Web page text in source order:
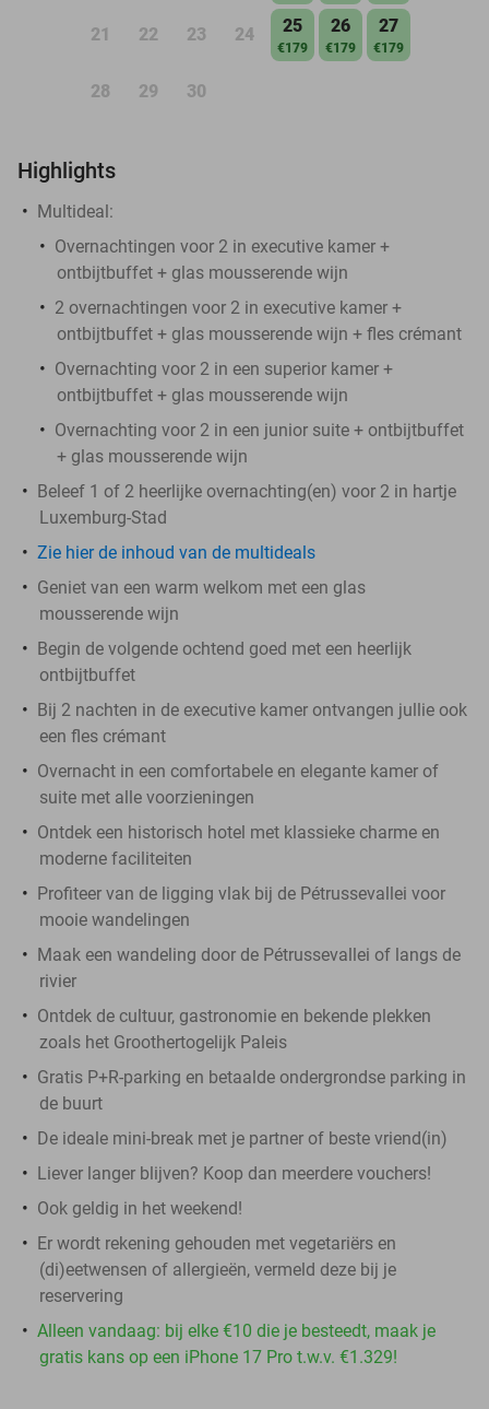
21 22 23 24 25
€179
26
€179
27
€179
28 29 30
Highlights
Multideal:
Overnachtingen voor 2 in executive kamer +
ontbijtbuffet + glas mousserende wijn
2 overnachtingen voor 2 in executive kamer +
ontbijtbuffet + glas mousserende wijn + fles crémant
Overnachting voor 2 in een superior kamer +
ontbijtbuffet + glas mousserende wijn
Overnachting voor 2 in een junior suite + ontbijtbuffet
+ glas mousserende wijn
Beleef 1 of 2 heerlijke overnachting(en) voor 2 in hartje
Luxemburg-Stad
Zie hier de inhoud van de multideals
Geniet van een warm welkom met een glas
mousserende wijn
Begin de volgende ochtend goed met een heerlijk
ontbijtbuffet
Bij 2 nachten in de executive kamer ontvangen jullie ook
een fles crémant
Overnacht in een comfortabele en elegante kamer of
suite met alle voorzieningen
Ontdek een historisch hotel met klassieke charme en
moderne faciliteiten
Profiteer van de ligging vlak bij de Pétrussevallei voor
mooie wandelingen
Maak een wandeling door de Pétrussevallei of langs de
rivier
Ontdek de cultuur, gastronomie en bekende plekken
zoals het Groothertogelijk Paleis
Gratis P+R-parking en betaalde ondergrondse parking in
de buurt
De ideale mini-break met je partner of beste vriend(in)
Liever langer blijven? Koop dan meerdere vouchers!
Ook geldig in het weekend!
Er wordt rekening gehouden met vegetariërs en
(di)eetwensen of allergieën, vermeld deze bij je
reservering
Alleen vandaag: bij elke €10 die je besteedt, maak je
gratis kans op een iPhone 17 Pro t.w.v. €1.329!